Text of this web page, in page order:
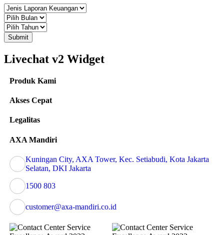
Submit
Livechat v2 Widget
Produk Kami
Akses Cepat
Legalitas
AXA Mandiri
Kuningan City, AXA Tower, Kec. Setiabudi, Kota Jakarta
Selatan, DKI Jakarta
1500 803
customer@axa-mandiri.co.id